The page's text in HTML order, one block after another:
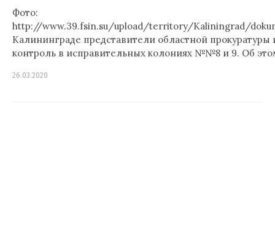
Фото:
http://www.39.fsin.su/upload/territory/Kaliningrad/
Калининграде представители областной
контроль в исправительных колониях №№8 и 9. Об
26.03.2020